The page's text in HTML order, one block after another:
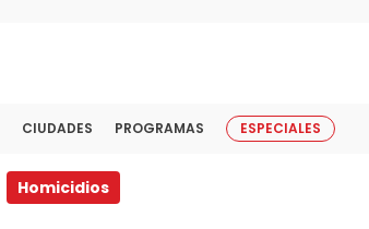
CIUDADES PROGRAMAS ESPECIALES
Homicidios